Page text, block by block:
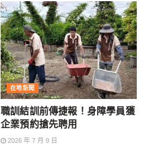
在地新聞
職訓結訓前傳捷報！身障學員獲
企業預約搶先聘用
2026 年 7 月 9 日